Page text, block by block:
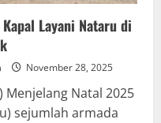
Layani Nataru di
November 28, 2025
Natal 2025
sejumlah armada